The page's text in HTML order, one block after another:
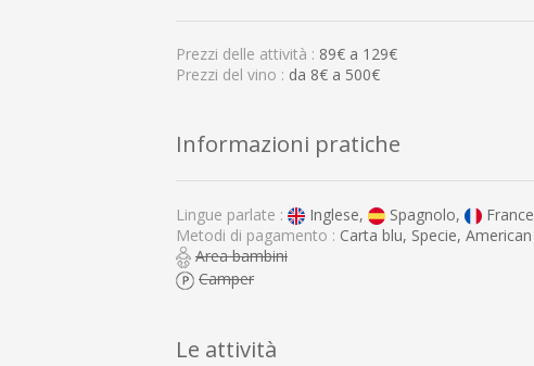
Prezzi delle attività : 89€ a 129€
Prezzi del vino : da 8€ a 500€
Informazioni pratiche
Lingue parlate : Inglese, Spagnolo,
Metodi di pagamento : Carta blu, Specie,
Area bambini
Camper
Le attività